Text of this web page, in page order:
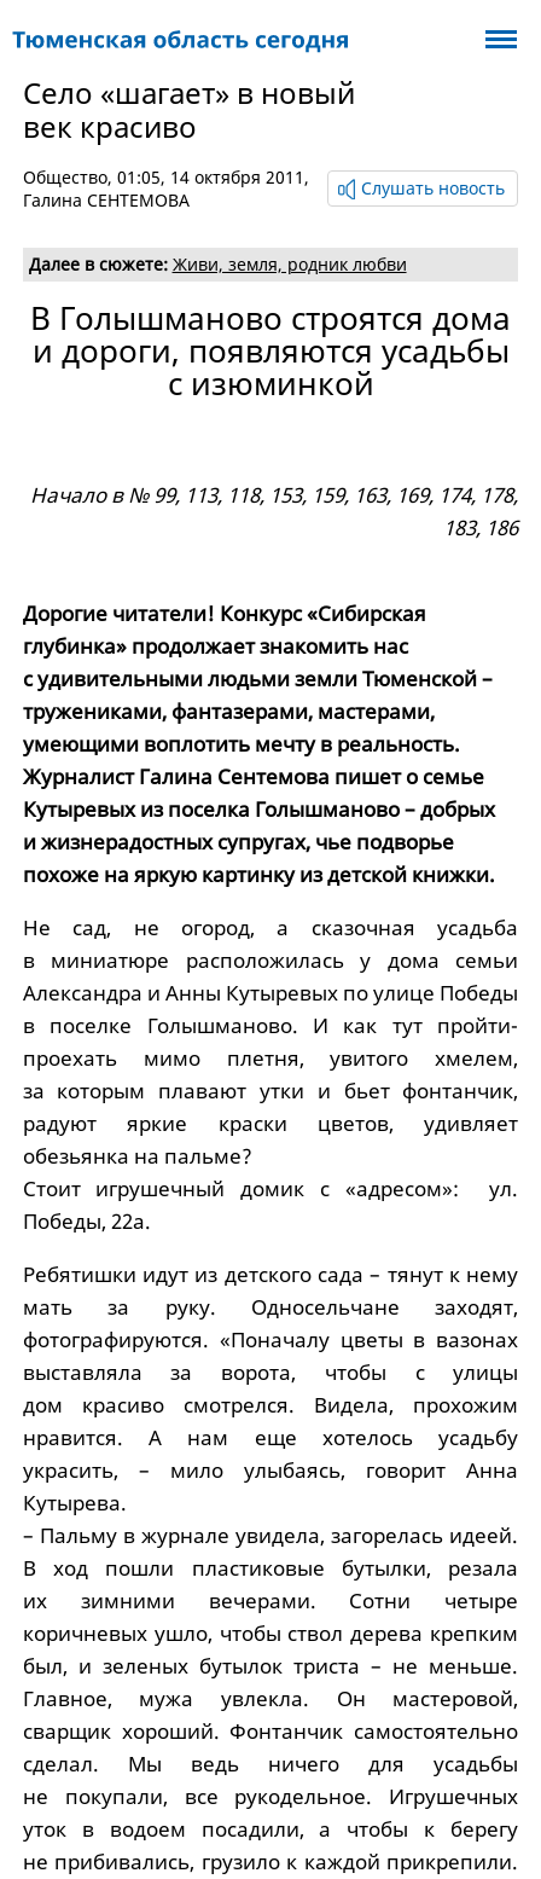
Село «шагает» в новый
век красиво
Общество, 01:05, 14 октября 2011,
Галина СЕНТЕМОВА
Слушать новость
Далее в сюжете: Живи, земля, родник любви
В Голышманово строятся дома
и дороги, появляются усадьбы
с изюминкой
Начало в № 99, 113, 118, 153, 159, 163, 169, 174, 178,
183, 186
Дорогие читатели! Конкурс «Сибирская
глубинка» продолжает знакомить нас
с удивительными людьми земли Тюменской –
тружениками, фантазерами, мастерами,
умеющими воплотить мечту в реальность.
Журналист Галина Сентемова пишет о семье
Кутыревых из поселка Голышманово – добрых
и жизнерадостных супругах, чье подворье
похоже на яркую картинку из детской книжки.
Не сад, не огород, а сказочная усадьба
в миниатюре расположилась у дома семьи
Александра и Анны Кутыревых по улице Победы
в поселке Голышманово. И как тут пройти-
проехать мимо плетня, увитого хмелем,
за которым плавают утки и бьет фонтанчик,
радуют яркие краски цветов, удивляет
обезьянка на пальме?
Стоит игрушечный домик с «адресом»: ул.
Победы, 22а.
Ребятишки идут из детского сада – тянут к нему
мать за руку. Односельчане заходят,
фотографируются. «Поначалу цветы в вазонах
выставляла за ворота, чтобы с улицы
дом красиво смотрелся. Видела, прохожим
нравится. А нам еще хотелось усадьбу
украсить, – мило улыбаясь, говорит Анна
Кутырева.
– Пальму в журнале увидела, загорелась идеей.
В ход пошли пластиковые бутылки, резала
их зимними вечерами. Сотни четыре
коричневых ушло, чтобы ствол дерева крепким
был, и зеленых бутылок триста – не меньше.
Главное, мужа увлекла. Он мастеровой,
сварщик хороший. Фонтанчик самостоятельно
сделал. Мы ведь ничего для усадьбы
не покупали, все рукодельное. Игрушечных
уток в водоем посадили, а чтобы к берегу
не прибивались, грузило к каждой прикрепили.